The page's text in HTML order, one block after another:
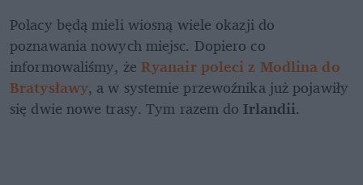
Polacy będą mieli wiosną wiele okazji do
poznawania nowych miejsc. Dopiero co
informowaliśmy, że Ryanair poleci z Modlina do
Bratysławy, a w systemie przewoźnika już pojawiły
się dwie nowe trasy. Tym razem do Irlandii.